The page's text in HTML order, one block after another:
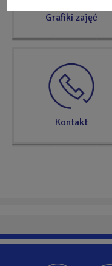
Grafiki zajęć
Kontakt